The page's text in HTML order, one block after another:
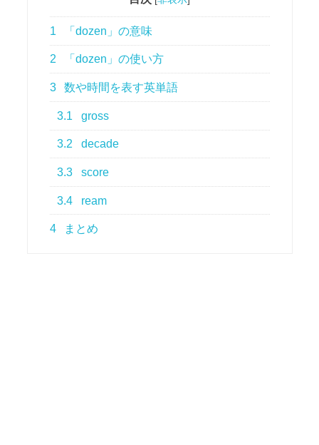
1 「dozen」の意味
2 「dozen」の使い方
3 数や時間を表す英単語
3.1 gross
3.2 decade
3.3 score
3.4 ream
4 まとめ